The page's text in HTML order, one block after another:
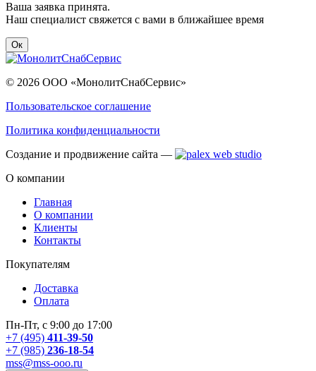
Ваша заявка принята.
Наш специалист свяжется с вами в ближайшее время
Ок
© 2026 ООО «МонолитСнабСервис»
Пользовательское соглашение
Политика конфиденциальности
Создание и продвижение сайта —
О компании
Главная
О компании
Клиенты
Контакты
Покупателям
Доставка
Оплата
Пн-Пт, с 9:00 до 17:00
+7 (495) 411-39-50
+7 (985) 236-18-54
mss@mss-ooo.ru